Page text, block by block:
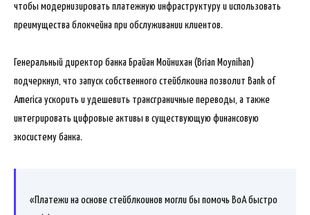
чтобы модернизировать платежную инфраструктуру и использовать
преимущества блокчейна при обслуживании клиентов.
Генеральный директор банка Брайан Мойнихан (Brian Moynihan)
подчеркнул, что запуск собственного стейблкоина позволит Bank of
America ускорить и удешевить трансграничные переводы, а также
интегрировать цифровые активы в существующую финансовую
экосистему банка.
«Платежи на основе стейблкоинов могли бы помочь BoA быстро